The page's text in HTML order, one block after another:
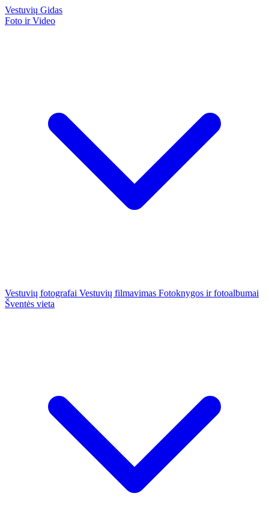
Vestuvių Gidas
Foto ir Video
Vestuvių fotografai Vestuvių filmavimas Fotoknygos ir fotoalbumai
Šventės vieta